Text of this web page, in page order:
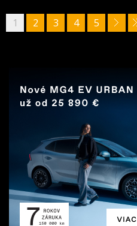
1 2 3 4 5